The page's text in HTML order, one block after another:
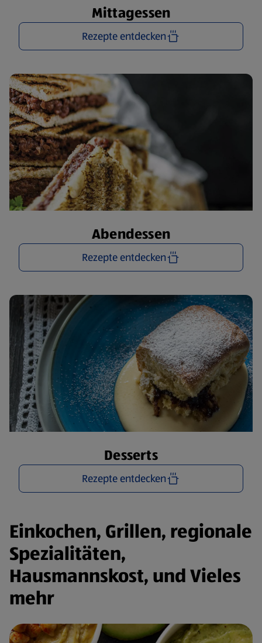
Mittagessen
Rezepte entdecken
Abendessen
Rezepte entdecken
Desserts
Rezepte entdecken
Einkochen, Grillen, regionale
Spezialitäten,
Hausmannskost, und Vieles
mehr